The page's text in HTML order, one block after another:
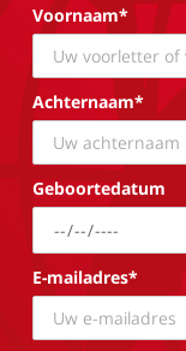
Voornaam*
Achternaam*
Geboortedatum
E-mailadres*